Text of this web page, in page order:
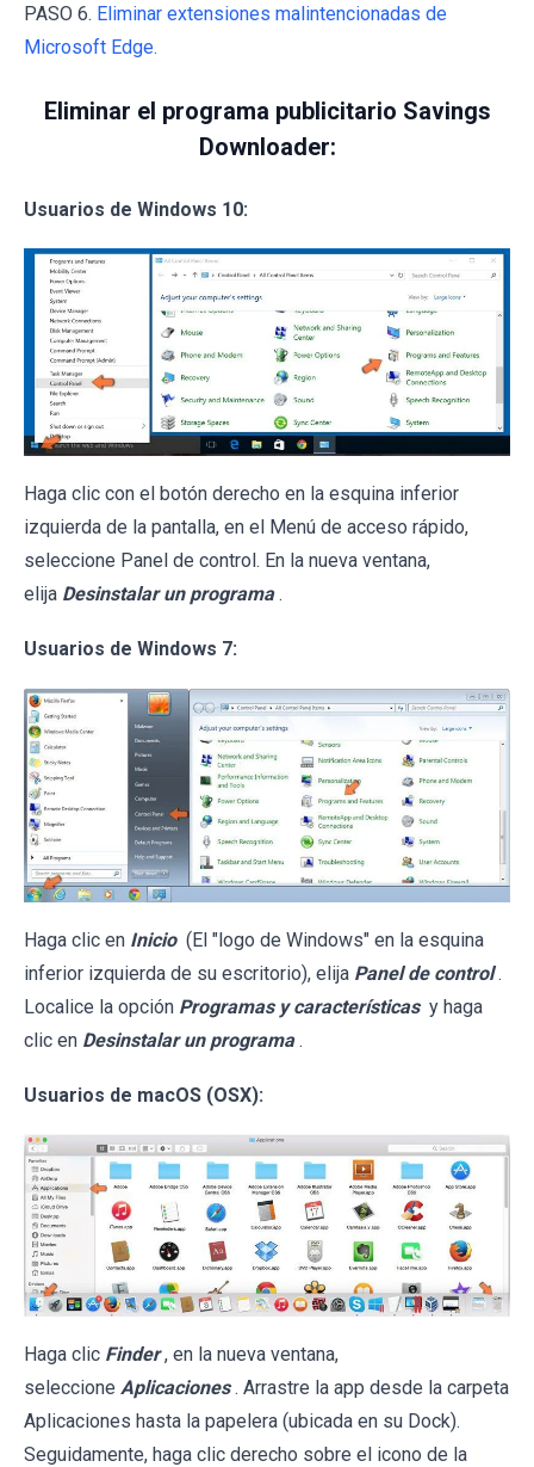
PASO 6. Eliminar extensiones malintencionadas de
Microsoft Edge.
Eliminar el programa publicitario Savings
Downloader:
Usuarios de Windows 10:
Haga clic con el botón derecho en la esquina inferior
izquierda de la pantalla, en el Menú de acceso rápido,
seleccione Panel de control. En la nueva ventana,
elija Desinstalar un programa .
Usuarios de Windows 7:
Haga clic en Inicio (El "logo de Windows" en la esquina
inferior izquierda de su escritorio), elija Panel de control .
Localice la opción Programas y características y haga
clic en Desinstalar un programa .
Usuarios de macOS (OSX):
Haga clic Finder , en la nueva ventana,
seleccione Aplicaciones . Arrastre la app desde la carpeta
Aplicaciones hasta la papelera (ubicada en su Dock).
Seguidamente, haga clic derecho sobre el icono de la